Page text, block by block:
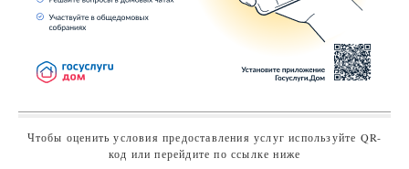
Чтобы оценить условия предоставления услуг используйте QR-
код или перейдите по ссылке ниже